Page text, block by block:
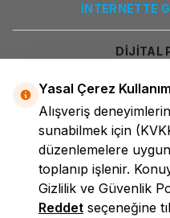
İNTERNETTE
DİJİTAL
Yasal Çerez
Alışveriş
sunabilmek için
düzenlemelere
toplanıp işlenir.
Gizlilik ve Güvenlik
Reddet seçeneğine